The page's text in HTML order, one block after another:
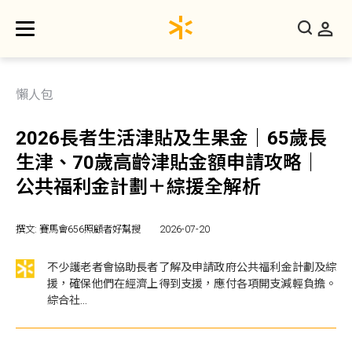
懶人包
2026長者生活津貼及生果金｜65歲長
生津、70歲高齡津貼金額申請攻略｜
公共福利金計劃＋綜援全解析
撰文: 賽馬會656照顧者好幫搜 2026-07-20
不少護老者會協助長者了解及申請政府公共福利金計劃及綜
援，確保他們在經濟上得到支援，應付各項開支減輕負擔。
綜合社...